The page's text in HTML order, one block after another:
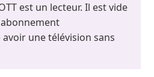
est un lecteur. Il est vide
avoir une télévision sans